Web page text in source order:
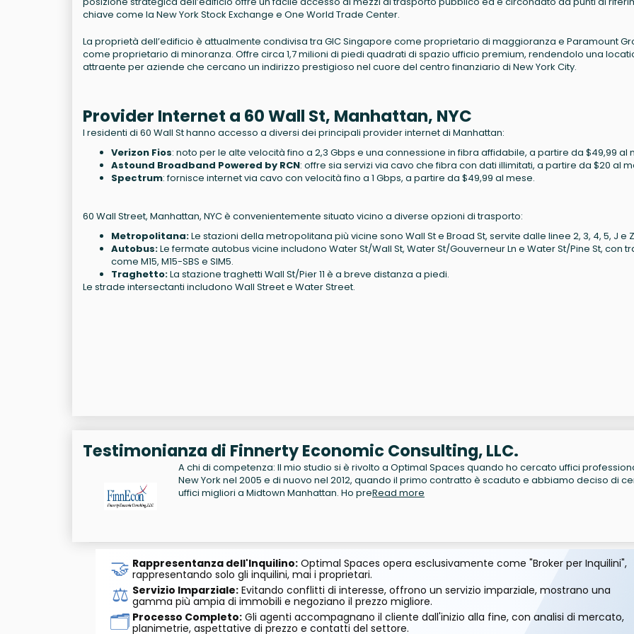
chiave come la New York Stock Exchange e One World Trade Center.
La proprietà dell’edificio è attualmente condivisa tra GIC Singapore come proprietario di maggioranza e Paramount
come proprietario di minoranza. Offre circa 1,7 milioni di piedi quadrati di spazio ufficio premium, rendendolo una
attraente per aziende che cercano un indirizzo prestigioso nel cuore del centro finanziario di New York City.
Provider Internet a 60 Wall St, Manhattan, NYC
I residenti di 60 Wall St hanno accesso a diversi dei principali provider internet di Manhattan:
Verizon Fios: noto per le alte velocità fino a 2,3 Gbps e una connessione in fibra affidabile, a partire da $49,99 al
Astound Broadband Powered by RCN: offre sia servizi via cavo che fibra con dati illimitati, a partire da $20 al
Spectrum: fornisce internet via cavo con velocità fino a 1 Gbps, a partire da $49,99 al mese.
60 Wall Street, Manhattan, NYC è convenientemente situato vicino a diverse opzioni di trasporto:
Metropolitana:Le stazioni della metropolitana più vicine sono Wall St e Broad St, servite dalle linee 2, 3, 4, 5, J e
Autobus:Le fermate autobus vicine includono Water St/Wall St, Water St/Gouverneur Ln e Water St/Pine St, con
come M15, M15-SBS e SIM5.
Traghetto:La stazione traghetti Wall St/Pier 11 è a breve distanza a piedi.
Le strade intersectanti includono Wall Street e Water Street.
Testimonianza di Finnerty Economic Consulting, LLC.
A chi di competenza: Il mio studio si è rivolto a Optimal Spaces quando ho cercato uffici
New York nel 2005 e di nuovo nel 2012, quando il primo contratto è scaduto e abbiamo deciso di
uffici migliori a Midtown Manhattan. Ho preRead more
🤝 Rappresentanza dell'Inquilino:Optimal Spaces opera esclusivamente come "Broker per Inquilini",
rappresentando solo gli inquilini, mai i proprietari.
⚖️ Servizio Imparziale:Evitando conflitti di interesse, offrono un servizio imparziale, mostrano una
gamma più ampia di immobili e negoziano il prezzo migliore.
🗂️ Processo Completo:Gli agenti accompagnano il cliente dall'inizio alla fine, con analisi di mercato,
planimetrie, aspettative di prezzo e contatti del settore.